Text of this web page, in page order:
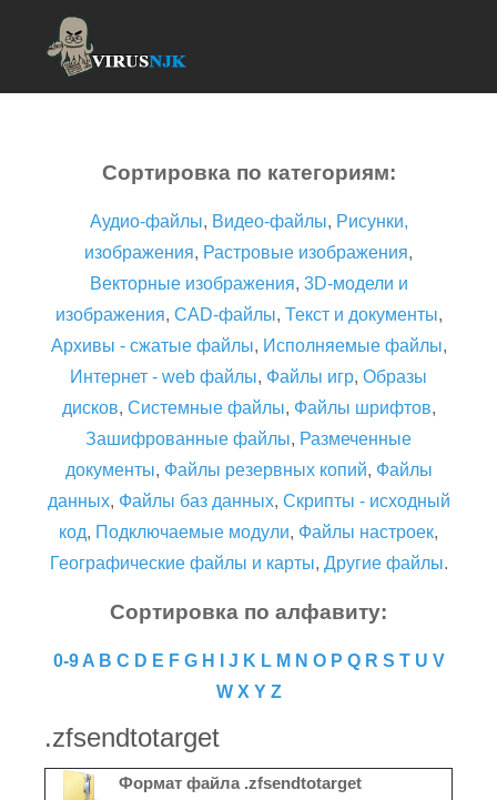
Сортировка по категориям:
Аудио-файлы, Видео-файлы, Рисунки,
изображения, Растровые изображения,
Векторные изображения, 3D-модели и
изображения, CAD-файлы, Текст и документы,
Архивы - сжатые файлы, Исполняемые файлы,
Интернет - web файлы, Файлы игр, Образы
дисков, Системные файлы, Файлы шрифтов,
Зашифрованные файлы, Размеченные
документы, Файлы резервных копий, Файлы
данных, Файлы баз данных, Скрипты - исходный
код, Подключаемые модули, Файлы настроек,
Географические файлы и карты, Другие файлы.
Сортировка по алфавиту:
0-9 A B C D E F G H J K L M N O P Q R S T U V
W X Y Z
.zfsendtotarget
Формат файла .zfsendtotarget